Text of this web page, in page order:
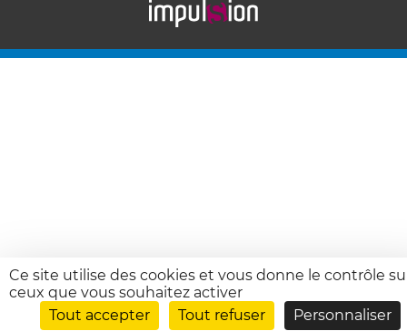
Ce site utilise des cookies et vous donne le contrôle
ceux que vous souhaitez activer
Tout accepter
Tout refuser Personnaliser